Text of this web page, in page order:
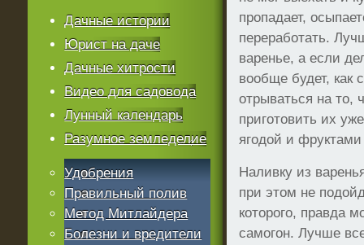
пропадает,
переработать.
варенье, а если
вообще будет, как
отрываться на то,
приготовить их
ягодой и фруктами
Наливку из
при этом не
которого, правда
самогон. Лучше
Дачные истории
Юрист на даче
Дачные хитрости
Видео для садовода
Лунный календарь
Разумное земледелие
Удобрения
Правильный полив
Метод Митлайдера
Болезни и вредители